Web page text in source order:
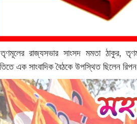
রাজ্যসভার সাংসদ মমতা ঠাকুর,
এক সাংবাদিক বৈঠকে উপস্থিত ছিলেন